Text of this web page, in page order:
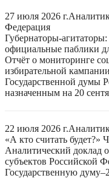
27 июля 2026 г.
Федерация
Губернаторы-
официальные паблики
Отчёт о мониторинге
избирательной
Государственной думы
назначенным на 20
22 июля 2026 г.
«А кто считать будет?»
Аналитический доклад
субъектов Российской
Государственную